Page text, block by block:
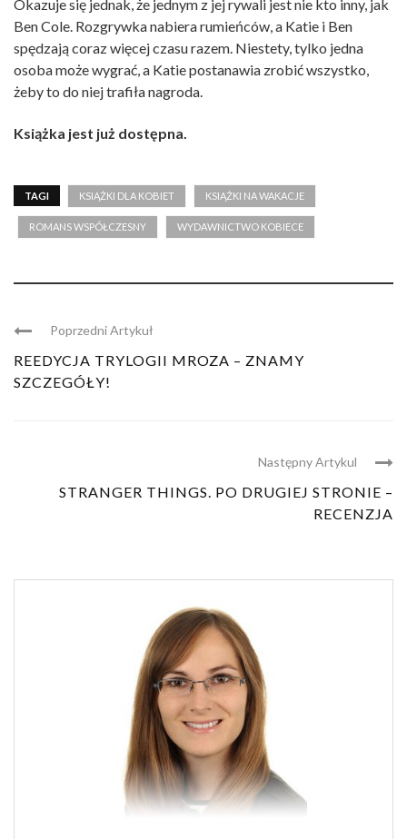
Okazuje się jednak, że jednym z jej rywali jest nie kto inny, jak
Ben Cole. Rozgrywka nabiera rumieńców, a Katie i Ben
spędzają coraz więcej czasu razem. Niestety, tylko jedna
osoba może wygrać, a Katie postanawia zrobić wszystko,
żeby to do niej trafiła nagroda.
Książka jest już dostępna.
TAGI KSIĄŻKI DLA KOBIET KSIĄŻKI NA WAKACJE
ROMANS WSPÓŁCZESNY WYDAWNICTWO KOBIECE
Poprzedni Artykuł
REEDYCJA TRYLOGII MROZA – ZNAMY
SZCZEGÓŁY!
Następny Artykul
STRANGER THINGS. PO DRUGIEJ STRONIE –
RECENZJA